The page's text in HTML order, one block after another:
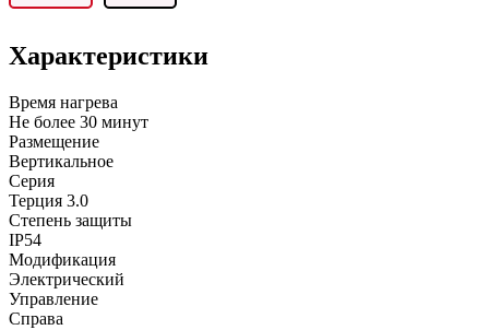
Характеристики
Время нагрева
Не более 30 минут
Размещение
Вертикальное
Серия
Терция 3.0
Степень защиты
IP54
Модификация
Электрический
Управление
Справа